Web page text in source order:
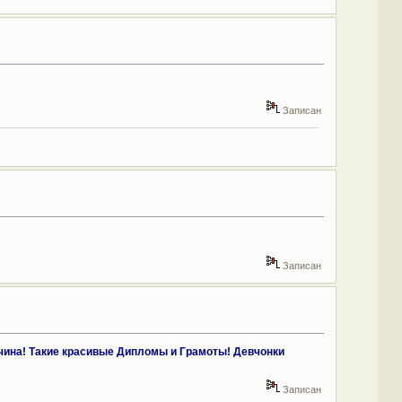
Записан
Записан
Такие красивые Дипломы и Грамоты! Девчонки
Записан